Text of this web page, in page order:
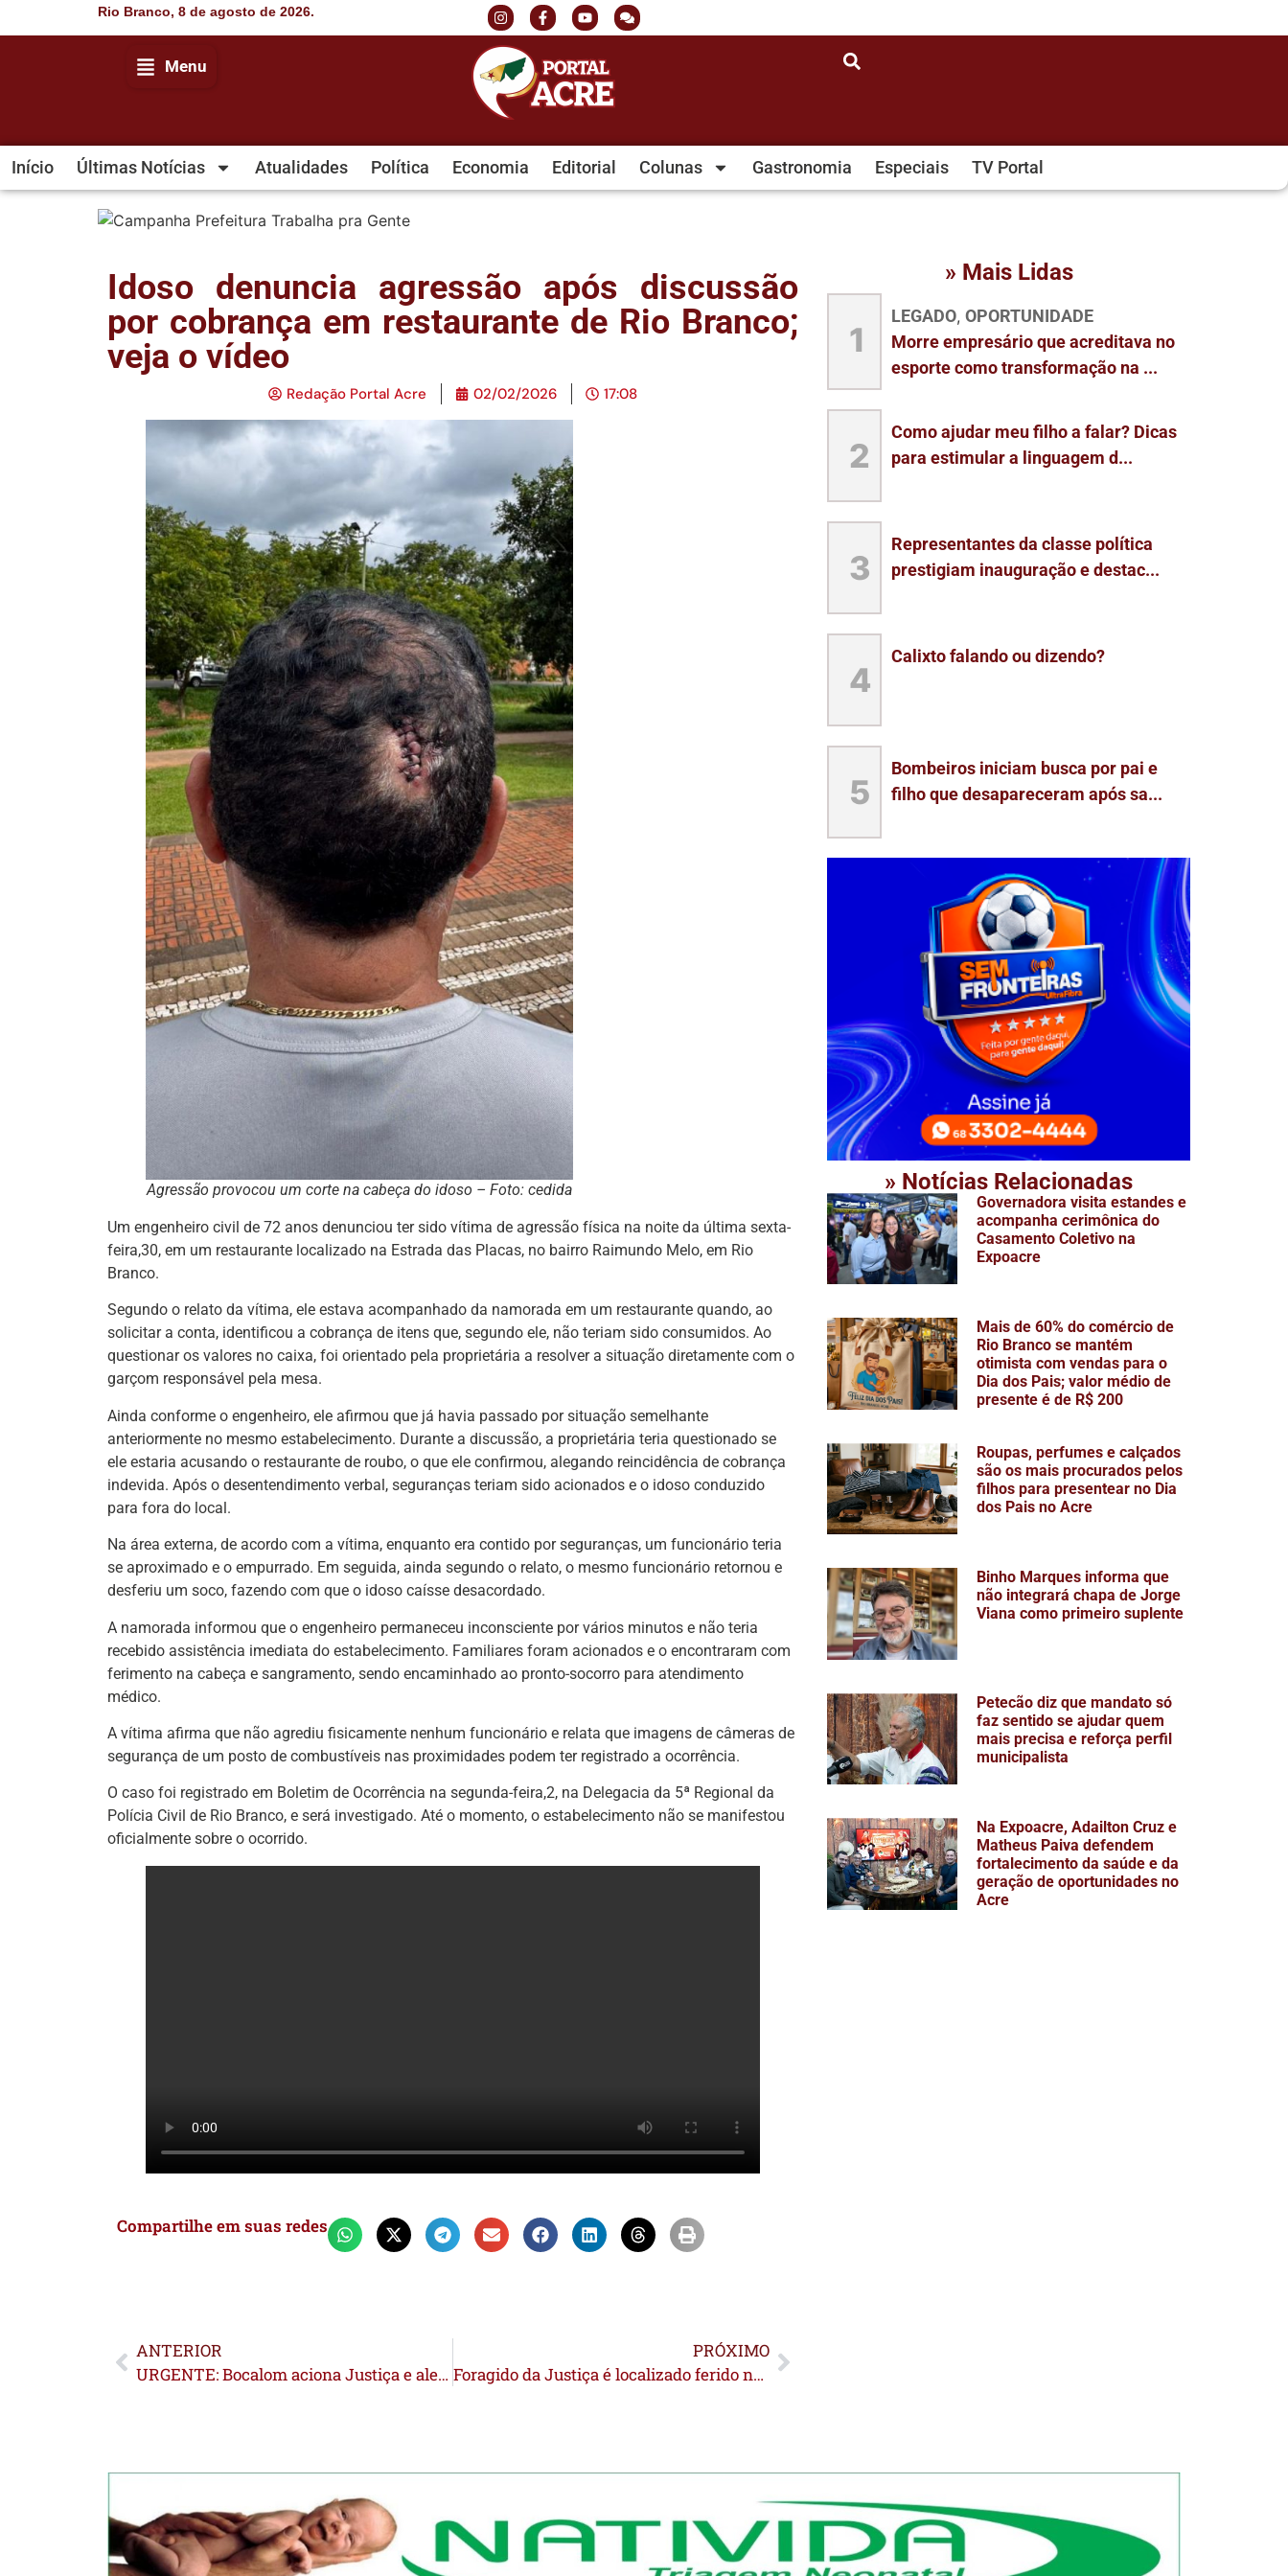
Rio Branco, 8 de agosto de 2026.
Menu
Início Últimas Notícias Atualidades Política Economia Editorial Colunas Gastronomia Especiais TV Portal
Idoso denuncia agressão após discussão
por cobrança em restaurante de Rio Branco;
veja o vídeo
Redação Portal Acre 02/02/2026 17:08
Agressão provocou um corte na cabeça do idoso – Foto: cedida
Um engenheiro civil de 72 anos denunciou ter sido vítima de agressão física na noite da última sexta-
feira,30, em um restaurante localizado na Estrada das Placas, no bairro Raimundo Melo, em Rio
Branco.
Segundo o relato da vítima, ele estava acompanhado da namorada em um restaurante quando, ao
solicitar a conta, identificou a cobrança de itens que, segundo ele, não teriam sido consumidos. Ao
questionar os valores no caixa, foi orientado pela proprietária a resolver a situação diretamente com o
garçom responsável pela mesa.
Ainda conforme o engenheiro, ele afirmou que já havia passado por situação semelhante
anteriormente no mesmo estabelecimento. Durante a discussão, a proprietária teria questionado se
ele estaria acusando o restaurante de roubo, o que ele confirmou, alegando reincidência de cobrança
indevida. Após o desentendimento verbal, seguranças teriam sido acionados e o idoso conduzido
para fora do local.
Na área externa, de acordo com a vítima, enquanto era contido por seguranças, um funcionário teria
se aproximado e o empurrado. Em seguida, ainda segundo o relato, o mesmo funcionário retornou e
desferiu um soco, fazendo com que o idoso caísse desacordado.
A namorada informou que o engenheiro permaneceu inconsciente por vários minutos e não teria
recebido assistência imediata do estabelecimento. Familiares foram acionados e o encontraram com
ferimento na cabeça e sangramento, sendo encaminhado ao pronto-socorro para atendimento
médico.
A vítima afirma que não agrediu fisicamente nenhum funcionário e relata que imagens de câmeras de
segurança de um posto de combustíveis nas proximidades podem ter registrado a ocorrência.
O caso foi registrado em Boletim de Ocorrência na segunda-feira,2, na Delegacia da 5ª Regional da
Polícia Civil de Rio Branco, e será investigado. Até o momento, o estabelecimento não se manifestou
oficialmente sobre o ocorrido.
Compartilhe em suas redes
ANTERIOR
URGENTE: Bocalom aciona Justiça e alega inconstitucionalidade em decisão de vereadores que aumentou para 2% as emendas parlamentares
PRÓXIMO
Foragido da Justiça é localizado ferido no bairro Chico Mendes
» Mais Lidas
1
LEGADO, OPORTUNIDADE
Morre empresário que acreditava no
esporte como transformação na ...
2
Como ajudar meu filho a falar? Dicas
para estimular a linguagem d...
3
Representantes da classe política
prestigiam inauguração e destac...
4
Calixto falando ou dizendo?
5
Bombeiros iniciam busca por pai e
filho que desapareceram após sa...
» Notícias Relacionadas
Governadora visita estandes e
acompanha cerimônica do
Casamento Coletivo na
Expoacre
Mais de 60% do comércio de
Rio Branco se mantém
otimista com vendas para o
Dia dos Pais; valor médio de
presente é de R$ 200
Roupas, perfumes e calçados
são os mais procurados pelos
filhos para presentear no Dia
dos Pais no Acre
Binho Marques informa que
não integrará chapa de Jorge
Viana como primeiro suplente
Petecão diz que mandato só
faz sentido se ajudar quem
mais precisa e reforça perfil
municipalista
Na Expoacre, Adailton Cruz e
Matheus Paiva defendem
fortalecimento da saúde e da
geração de oportunidades no
Acre